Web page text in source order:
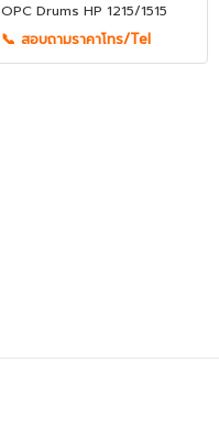
OPC Drums HP 1215/1515
📞 สอบถามราคาโทร/Tel